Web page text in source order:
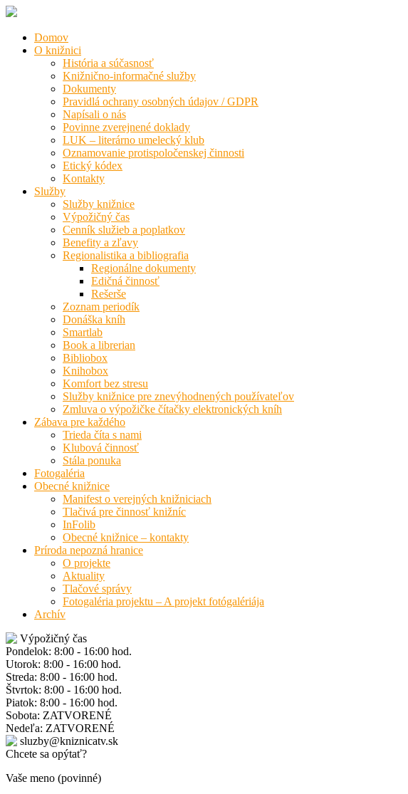
Domov
O knižnici
História a súčasnosť
Knižnično-informačné služby
Dokumenty
Pravidlá ochrany osobných údajov / GDPR
Napísali o nás
Povinne zverejnené doklady
LUK – literárno umelecký klub
Oznamovanie protispoločenskej činnosti
Etický kódex
Kontakty
Služby
Služby knižnice
Výpožičný čas
Cenník služieb a poplatkov
Benefity a zľavy
Regionalistika a bibliografia
Regionálne dokumenty
Edičná činnosť
Rešerše
Zoznam periodík
Donáška kníh
Smartlab
Book a librerian
Bibliobox
Knihobox
Komfort bez stresu
Služby knižnice pre znevýhodnených používateľov
Zmluva o výpožičke čítačky elektronických kníh
Zábava pre každého
Trieda číta s nami
Klubová činnosť
Stála ponuka
Fotogaléria
Obecné knižnice
Manifest o verejných knižniciach
Tlačivá pre činnosť knižníc
InFolib
Obecné knižnice – kontakty
Príroda nepozná hranice
O projekte
Aktuality
Tlačové správy
Fotogaléria projektu – A projekt fotógalériája
Archív
Výpožičný čas
Pondelok: 8:00 - 16:00 hod.
Utorok: 8:00 - 16:00 hod.
Streda: 8:00 - 16:00 hod.
Štvrtok: 8:00 - 16:00 hod.
Piatok: 8:00 - 16:00 hod.
Sobota: ZATVORENÉ
Nedeľa: ZATVORENÉ
sluzby@kniznicatv.sk
Chcete sa opýtať?
Vaše meno (povinné)